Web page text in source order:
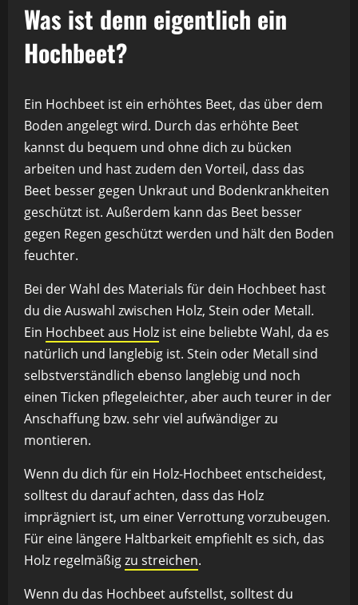
Was ist denn eigentlich ein
Hochbeet?
Ein Hochbeet ist ein erhöhtes Beet, das über dem
Boden angelegt wird. Durch das erhöhte Beet
kannst du bequem und ohne dich zu bücken
arbeiten und hast zudem den Vorteil, dass das
Beet besser gegen Unkraut und Bodenkrankheiten
geschützt ist. Außerdem kann das Beet besser
gegen Regen geschützt werden und hält den Boden
feuchter.
Bei der Wahl des Materials für dein Hochbeet hast
du die Auswahl zwischen Holz, Stein oder Metall.
Ein Hochbeet aus Holz ist eine beliebte Wahl, da es
natürlich und langlebig ist. Stein oder Metall sind
selbstverständlich ebenso langlebig und noch
einen Ticken pflegeleichter, aber auch teurer in der
Anschaffung bzw. sehr viel aufwändiger zu
montieren.
Wenn du dich für ein Holz-Hochbeet entscheidest,
solltest du darauf achten, dass das Holz
imprägniert ist, um einer Verrottung vorzubeugen.
Für eine längere Haltbarkeit empfiehlt es sich, das
Holz regelmäßigzu streichen.
Wenn du das Hochbeet aufstellst, solltest du